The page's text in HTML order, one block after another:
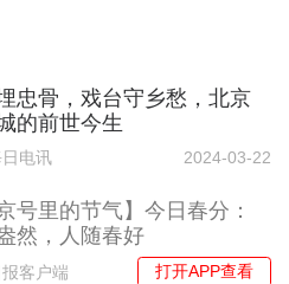
忠骨，戏台守乡愁，北京
的前世今生
电讯 2024-03-22
号里的节气】今日春分：
然，人随春好
客户端 打开APP查看